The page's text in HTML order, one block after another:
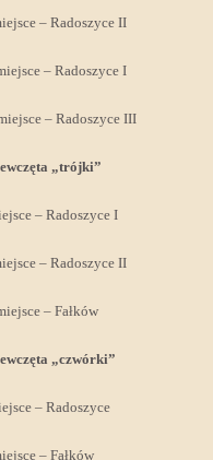
– Radoszyce II
– Radoszyce I
– Radoszyce III
„trójki”
– Radoszyce I
– Radoszyce II
– Fałków
„czwórki”
– Radoszyce
– Fałków